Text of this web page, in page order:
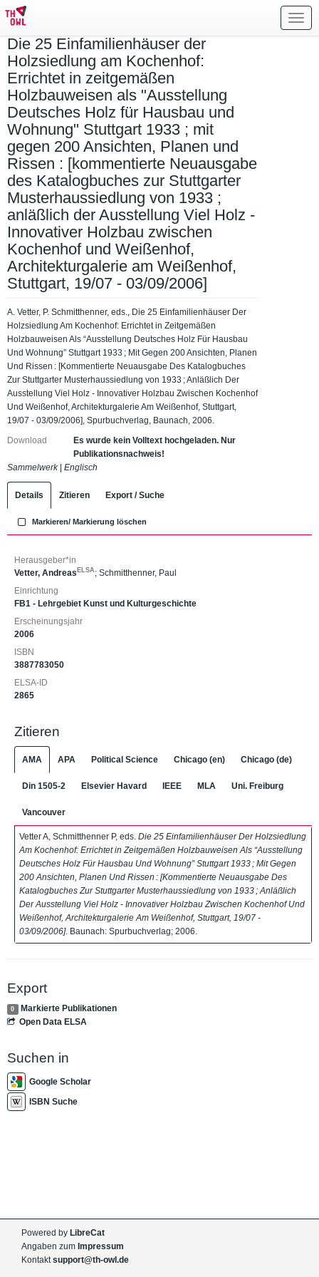
Die 25 Einfamilienhäuser der
Holzsiedlung am Kochenhof:
Errichtet in zeitgemäßen
Holzbauweisen als "Ausstellung
Deutsches Holz für Hausbau und
Wohnung" Stuttgart 1933 ; mit
gegen 200 Ansichten, Planen und
Rissen : [kommentierte Neuausgabe
des Katalogbuches zur Stuttgarter
Musterhaussiedlung von 1933 ;
anläßlich der Ausstellung Viel Holz -
Innovativer Holzbau zwischen
Kochenhof und Weißenhof,
Architekturgalerie am Weißenhof,
Stuttgart, 19/07 - 03/09/2006]
A. Vetter, P. Schmitthenner, eds., Die 25 Einfamilienhäuser Der
Holzsiedlung Am Kochenhof: Errichtet in Zeitgemäßen
Holzbauweisen Als “Ausstellung Deutsches Holz Für Hausbau
Und Wohnung” Stuttgart 1933 ; Mit Gegen 200 Ansichten, Planen
Und Rissen : [Kommentierte Neuausgabe Des Katalogbuches
Zur Stuttgarter Musterhaussiedlung von 1933 ; Anläßlich Der
Ausstellung Viel Holz - Innovativer Holzbau Zwischen Kochenhof
Und Weißenhof, Architekturgalerie Am Weißenhof, Stuttgart,
19/07 - 03/09/2006], Spurbuchverlag, Baunach, 2006.
Download
Es wurde kein Volltext hochgeladen. Nur
Publikationsnachweis!
Sammelwerk| Englisch
Details Zitieren Export / Suche
Markieren/ Markierung löschen
Herausgeber*in
Vetter, Andreas ELSA ; Schmitthenner, Paul
Einrichtung
FB1 - Lehrgebiet Kunst und Kulturgeschichte
Erscheinungsjahr
2006
ISBN
3887783050
ELSA-ID
2865
Zitieren
AMA APA Political Science Chicago (en) Chicago (de)
Din 1505-2 Elsevier Havard IEEE MLA Uni. Freiburg
Vancouver
Vetter A, Schmitthenner P, eds. Die 25 Einfamilienhäuser Der Holzsiedlung
Am Kochenhof: Errichtet in Zeitgemäßen Holzbauweisen Als “Ausstellung
Deutsches Holz Für Hausbau Und Wohnung” Stuttgart 1933 ; Mit Gegen
200 Ansichten, Planen Und Rissen : [Kommentierte Neuausgabe Des
Katalogbuches Zur Stuttgarter Musterhaussiedlung von 1933 ; Anläßlich
Der Ausstellung Viel Holz - Innovativer Holzbau Zwischen Kochenhof Und
Weißenhof, Architekturgalerie Am Weißenhof, Stuttgart, 19/07 -
03/09/2006]. Baunach: Spurbuchverlag; 2006.
Export
0
Markierte Publikationen
Open Data ELSA
Suchen in
Google Scholar
ISBN Suche
Powered by LibreCat
Angaben zum Impressum
Kontaktsupport@th-owl.de